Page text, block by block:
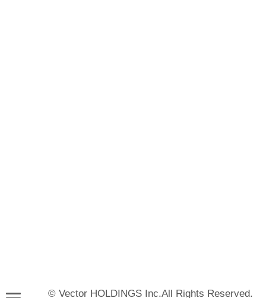
© Vector HOLDINGS Inc.All Rights Reserved.